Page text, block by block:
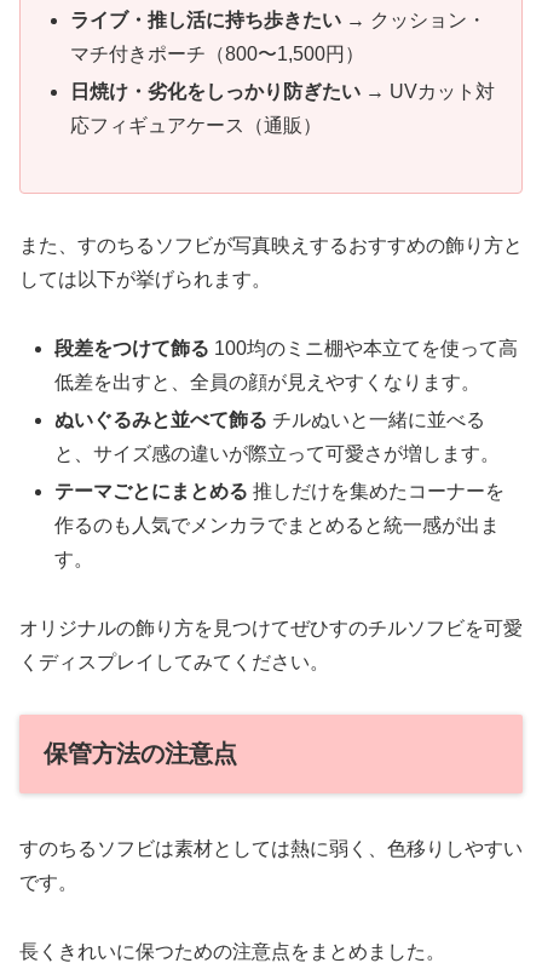
ライブ・推し活に持ち歩きたい → クッション・
マチ付きポーチ（800〜1,500円）
日焼け・劣化をしっかり防ぎたい → UVカット対
応フィギュアケース（通販）
また、すのちるソフビが写真映えするおすすめの飾り方と
しては以下が挙げられます。
段差をつけて飾る 100均のミニ棚や本立てを使って高
低差を出すと、全員の顔が見えやすくなります。
ぬいぐるみと並べて飾る チルぬいと一緒に並べる
と、サイズ感の違いが際立って可愛さが増します。
テーマごとにまとめる 推しだけを集めたコーナーを
作るのも人気でメンカラでまとめると統一感が出ま
す。
オリジナルの飾り方を見つけてぜひすのチルソフビを可愛
くディスプレイしてみてください。
保管方法の注意点
すのちるソフビは素材としては熱に弱く、色移りしやすい
です。
長くきれいに保つための注意点をまとめました。